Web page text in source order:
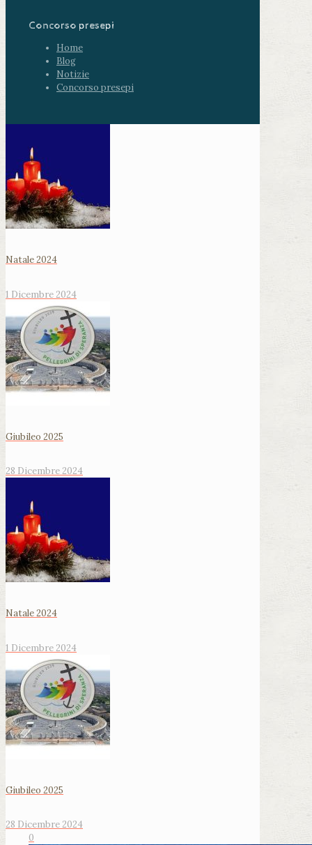
Concorso presepi
Home
Blog
Notizie
Concorso presepi
Natale 2024
1 Dicembre 2024
Giubileo 2025
28 Dicembre 2024
Natale 2024
1 Dicembre 2024
Giubileo 2025
28 Dicembre 2024
0